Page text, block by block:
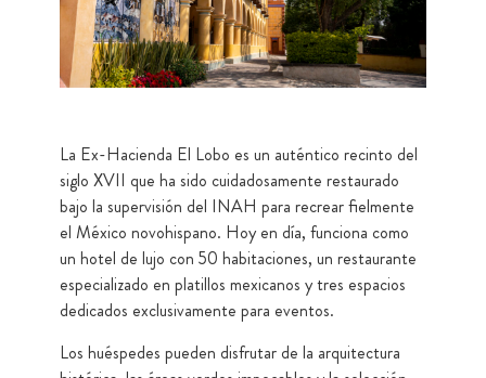
La Ex-Hacienda El Lobo es un auténtico recinto del
siglo XVII que ha sido cuidadosamente restaurado
bajo la supervisión del INAH para recrear fielmente
el México novohispano. Hoy en día, funciona como
un hotel de lujo con 50 habitaciones, un restaurante
especializado en platillos mexicanos y tres espacios
dedicados exclusivamente para eventos.
Los huéspedes pueden disfrutar de la arquitectura